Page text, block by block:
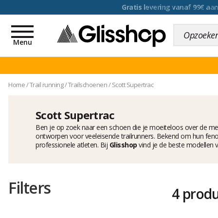
voor een 100 dagen
Toggle
navigation
Menu
Home/Trail running/Trailschoenen/Scott Supertrac
Scott Supertrac
Ben je op zoek naar een schoen die je moeiteloos over de
ontworpen voor veeleisende trailrunners. Bekend om hun
professionele atleten. Bij Glisshop vind je de beste modellen
Filters 4